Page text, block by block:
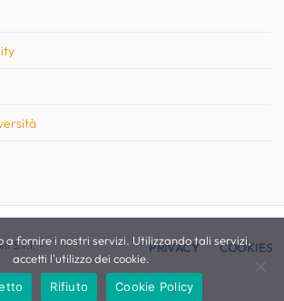
S.r.l. -
PRIVACY COOKIES
a fornire i nostri servizi. Utilizzando tali servizi,
accetti l'utilizzo dei cookie.
Rifiuto Cookie Policy